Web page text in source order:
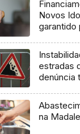
Novos
garantido
estradas
denúncia
na